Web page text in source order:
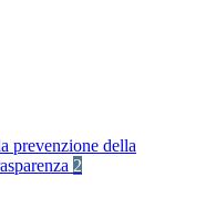
prevenzione della
2